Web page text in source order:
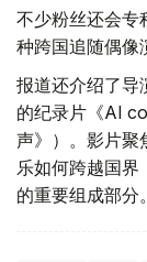
不少粉丝还会专
种跨国追随偶像
报道还介绍了导
的纪录片《Al
声》）。影片聚
乐如何跨越国界
的重要组成部分